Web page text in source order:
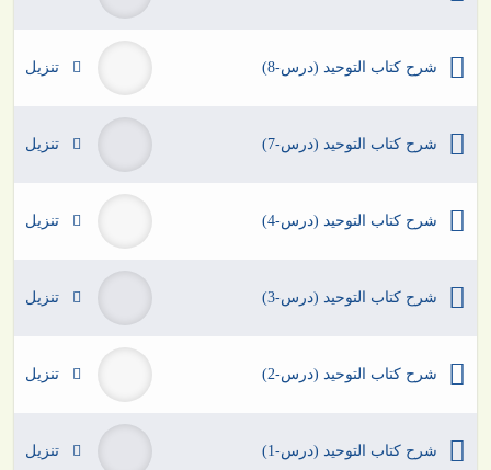
شرح كتاب التوحيد (درس-8) تنزيل
شرح كتاب التوحيد (درس-7) تنزيل
شرح كتاب التوحيد (درس-4) تنزيل
شرح كتاب التوحيد (درس-3) تنزيل
شرح كتاب التوحيد (درس-2) تنزيل
شرح كتاب التوحيد (درس-1) تنزيل